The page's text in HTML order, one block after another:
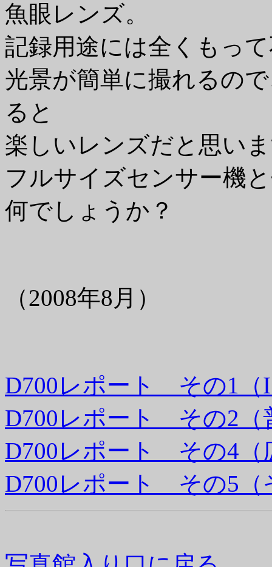
魚眼レンズ。
記録用途には全くもっ
光景が簡単に撮れるの
ると
楽しいレンズだと思い
フルサイズセンサー機
何でしょうか？
（2008年8月）
D700レポート その1（
D700レポート その2（
D700レポート その4（
D700レポート その5（